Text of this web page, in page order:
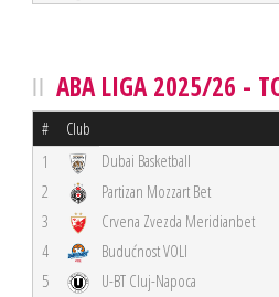
ABA LIGA 2025/26 -
# Club
1 Dubai Basketball
2
Partizan Mozzart Bet
3
Crvena Zvezda Meridianbet
4
Budućnost VOLI
5
U-BT Cluj-Napoca